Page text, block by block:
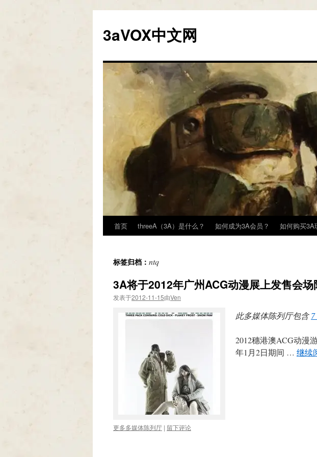
正
文
3aVOX中文网
首页 threeA（3A）是什么？ 如何成为3A会员？ 如何购买3A
标签归档： ntq
3A将于2012年广州ACG动漫展上发售会
发表于2012-11-15由Ven
此多媒体陈列厅包含
2012穗港澳ACG动漫
年1月2日期间 … 继续
更多多媒体陈列厅 | 留下评论